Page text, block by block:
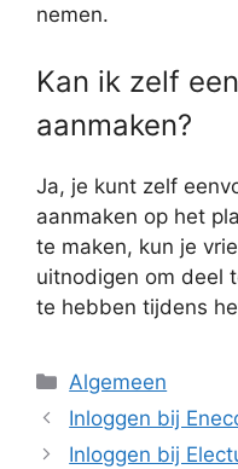
nemen.
Kan ik zelf
aanmaken?
Ja, je kunt zelf
aanmaken op het
te maken, kun je
uitnodigen om deel
te hebben tijdens
Categorieën
Algemeen
Inloggen bij
Inloggen bij